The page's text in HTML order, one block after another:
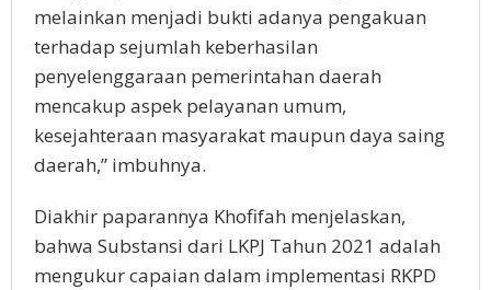
melainkan menjadi bukti adanya pengakuan
terhadap sejumlah keberhasilan
penyelenggaraan pemerintahan daerah
mencakup aspek pelayanan umum,
kesejahteraan masyarakat maupun daya saing
daerah,” imbuhnya.
Diakhir paparannya Khofifah menjelaskan,
bahwa Substansi dari LKPJ Tahun 2021 adalah
mengukur capaian dalam implementasi RKPD